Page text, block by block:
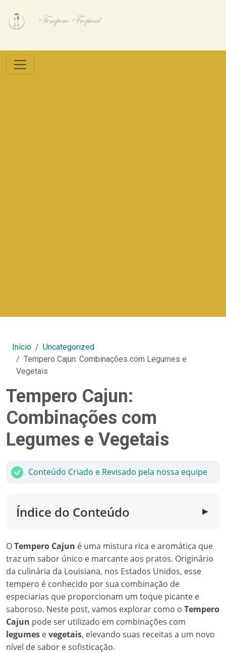
Início
Uncategorized
Tempero Cajun: Combinações com Legumes e
Vegetais
Tempero Cajun:
Combinações com
Legumes e Vegetais
Conteúdo Criado e Revisado pela nossa equipe
Índice do Conteúdo ▼
OTempero Cajun é uma mistura rica e aromática que
traz um sabor único e marcante aos pratos. Originário
da culinária da Louisiana, nos Estados Unidos, esse
tempero é conhecido por sua combinação de
especiarias que proporcionam um toque picante e
saboroso. Neste post, vamos explorar como o Tempero
Cajun pode ser utilizado em combinações com
legumes evegetais, elevando suas receitas a um novo
nível de sabor e sofisticação.